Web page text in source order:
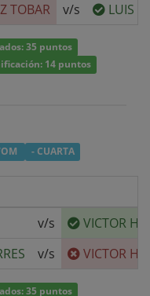
TOBAR v/s LUIS
35 puntos
14 puntos
- CUARTA
v/s
VICTOR
v/s VICTOR
35 puntos